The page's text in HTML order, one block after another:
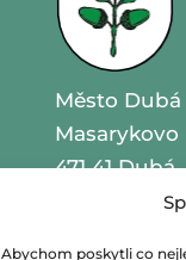
Abychom poskytli co
Město Dubá
Masarykovo
471 41 Dubá
IČO 00260479